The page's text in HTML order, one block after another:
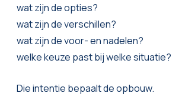
wat zijn de opties?
wat zijn de verschillen?
wat zijn de voor- en nadelen?
welke keuze past bij welke situatie?
Die intentie bepaalt de opbouw.